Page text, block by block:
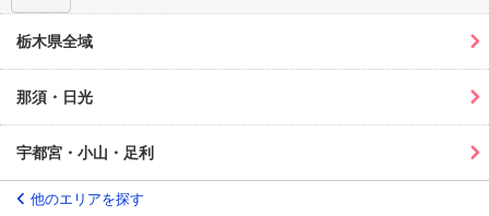
栃木県全域
那須・日光
宇都宮・小山・足利
他のエリアを探す